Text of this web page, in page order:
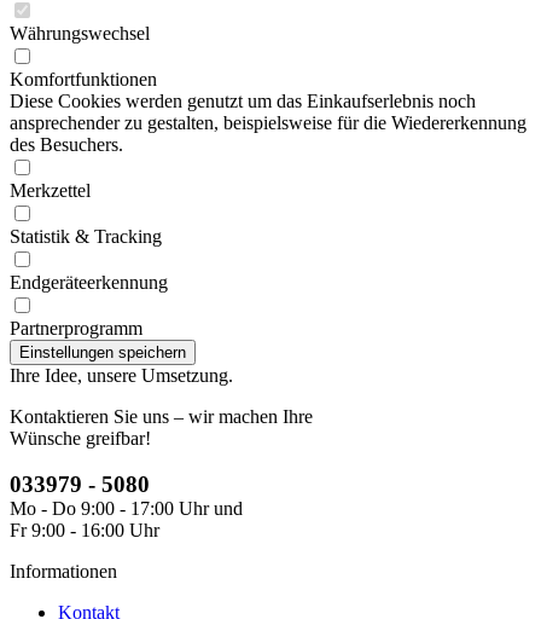
Währungswechsel
Komfortfunktionen
Diese Cookies werden genutzt um das Einkaufserlebnis noch
ansprechender zu gestalten, beispielsweise für die Wiedererkennung
des Besuchers.
Merkzettel
Statistik & Tracking
Endgeräteerkennung
Partnerprogramm
Ihre Idee, unsere Umsetzung.
Kontaktieren Sie uns – wir machen Ihre
Wünsche greifbar!
033979 - 5080
Mo - Do 9:00 - 17:00 Uhr und
Fr 9:00 - 16:00 Uhr
Informationen
Kontakt